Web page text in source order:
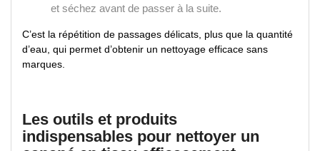
et séchez avant de passer à la suite.
C’est la répétition de passages délicats, plus que la quantité
d’eau, qui permet d’obtenir un nettoyage efficace sans
marques.
Les outils et produits
indispensables pour nettoyer un